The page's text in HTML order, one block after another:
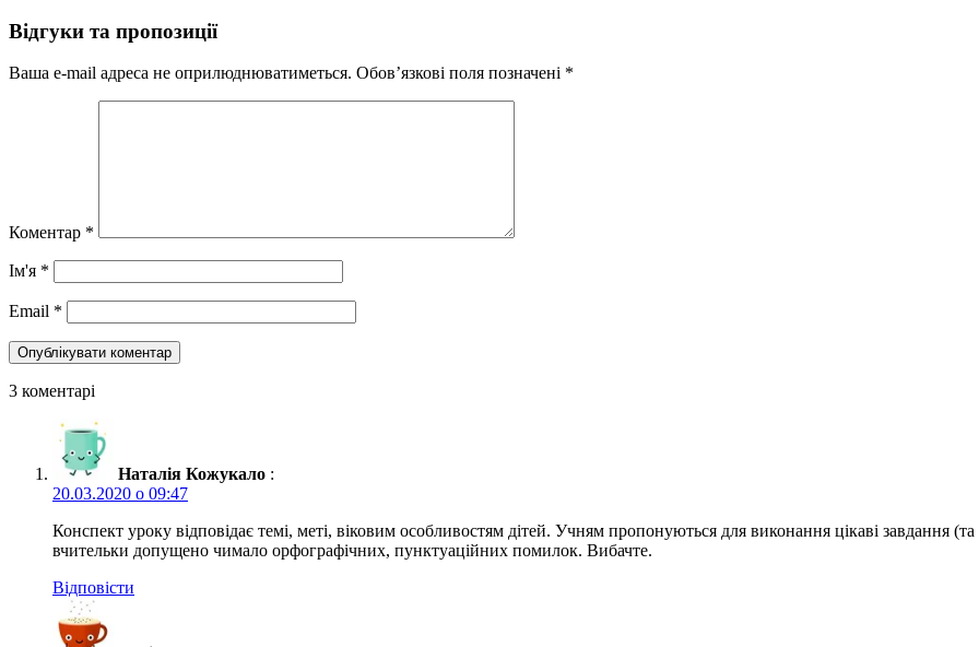
Відгуки та пропозиції
Ваша e-mail адреса не оприлюднюватиметься. Обов’язкові поля позначені *
Коментар *
Ім'я *
Email *
3 коментарі
Наталія Кожукало :
20.03.2020 о 09:47
Конспект уроку відповідає темі, меті, віковим особливостям дітей. Учням пропонуються для виконання цікаві завдання
вчительки допущено чимало орфографічних, пунктуаційних помилок. Вибачте.
Відповіcти